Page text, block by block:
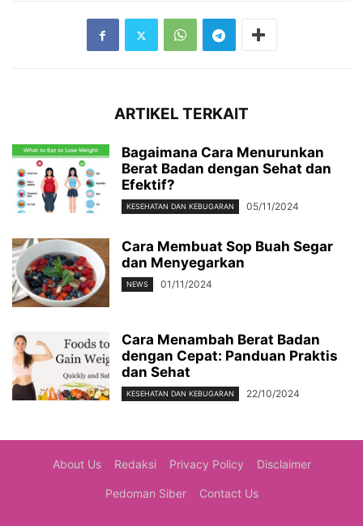
ARTIKEL TERKAIT
Bagaimana Cara Menurunkan
Berat Badan dengan Sehat dan
Efektif?
KESEHATAN DAN KEBUGARAN 05/11/2024
Cara Membuat Sop Buah Segar
dan Menyegarkan
NEWS 01/11/2024
Cara Menambah Berat Badan
dengan Cepat: Panduan Praktis
dan Sehat
KESEHATAN DAN KEBUGARAN 22/10/2024
About Us Redaksi Privacy Policy Disclaimer
Pedoman Siber Contact Us